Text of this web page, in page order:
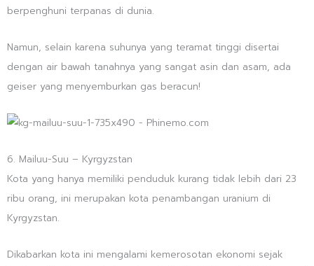
berpenghuni terpanas di dunia.
Namun, selain karena suhunya yang teramat tinggi disertai
dengan air bawah tanahnya yang sangat asin dan asam, ada
geiser yang menyemburkan gas beracun!
6. Mailuu-Suu – Kyrgyzstan
Kota yang hanya memiliki penduduk kurang tidak lebih dari 23
ribu orang, ini merupakan kota penambangan uranium di
Kyrgyzstan.
Dikabarkan kota ini mengalami kemerosotan ekonomi sejak